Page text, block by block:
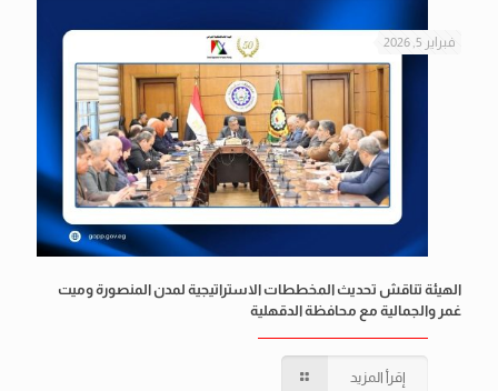
فبراير 5, 2026
الهيئة تناقش تحديث المخططات الاستراتيجية لمدن المنصورة وميت
غمر والجمالية مع محافظة الدقهلية
إقرأ المزيد